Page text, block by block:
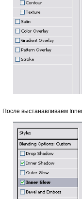
После выстанавливаем